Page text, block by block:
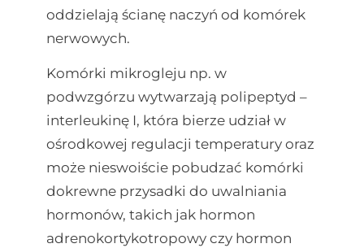
oddzielają ścianę naczyń od komórek
nerwowych.
Komórki mikrogleju np. w
podwzgórzu wytwarzają polipeptyd –
interleukinę I, która bierze udział w
ośrodkowej regulacji temperatury oraz
może nieswoiście pobudzać komórki
dokrewne przysadki do uwalniania
hormonów, takich jak hormon
adrenokortykotropowy czy hormon